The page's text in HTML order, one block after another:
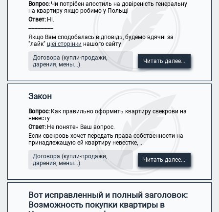
Вопрос:Чи потрібен апостиль на довіреність генеральну
на квартиру якщо робимо у Польщі
Ответ: Ні.
-----------------
Якщо Вам сподобалась відповідь, будемо вдячні за
"лайк" цієї сторінки нашого сайту
Договора (купли-продажи,
дарения, мены...)
Читать далее...
Закон
Вопрос: Как правильно оформить квартиру свекрови на
невесту
Ответ: Не понятен Ваш вопрос.
Если свекровь хочет передать права собственности на
принадлежащую ей квартиру невестке, ...
Договора (купли-продажи,
дарения, мены...)
Читать далее...
Вот исправленный и полный заголовок:
Возможность покупки квартиры в